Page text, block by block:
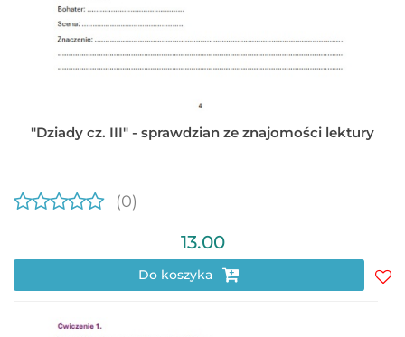
"Dziady cz. III" - sprawdzian ze znajomości lektury
(0)
13.00
Do koszyka